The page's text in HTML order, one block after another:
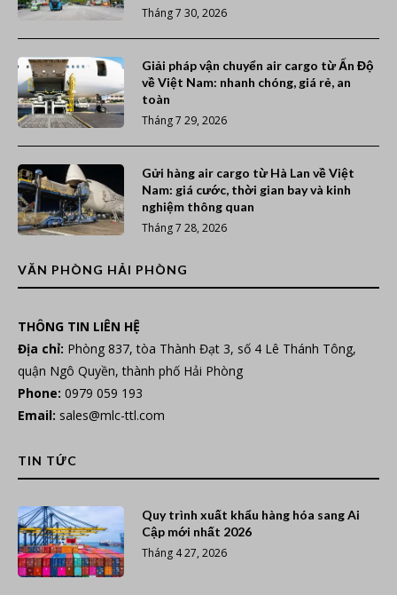
Tháng 7 30, 2026
Giải pháp vận chuyển air cargo từ Ấn Độ
về Việt Nam: nhanh chóng, giá rẻ, an
toàn
Tháng 7 29, 2026
Gửi hàng air cargo từ Hà Lan về Việt
Nam: giá cước, thời gian bay và kinh
nghiệm thông quan
Tháng 7 28, 2026
VĂN PHÒNG HẢI PHÒNG
THÔNG TIN LIÊN HỆ
Địa chỉ: Phòng 837, tòa Thành Đạt 3, số 4 Lê Thánh Tông,
quận Ngô Quyền, thành phố Hải Phòng
Phone: 0979 059 193
Email: sales@mlc-ttl.com
TIN TỨC
Quy trình xuất khẩu hàng hóa sang Ai
Cập mới nhất 2026
Tháng 4 27, 2026